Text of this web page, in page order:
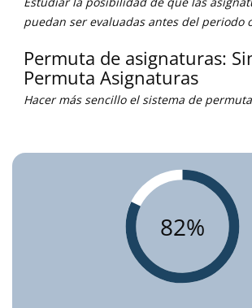
puedan ser evaluadas antes del periodo
Permuta de asignaturas:
Permuta Asignaturas
Hacer más sencillo el sistema de
82%